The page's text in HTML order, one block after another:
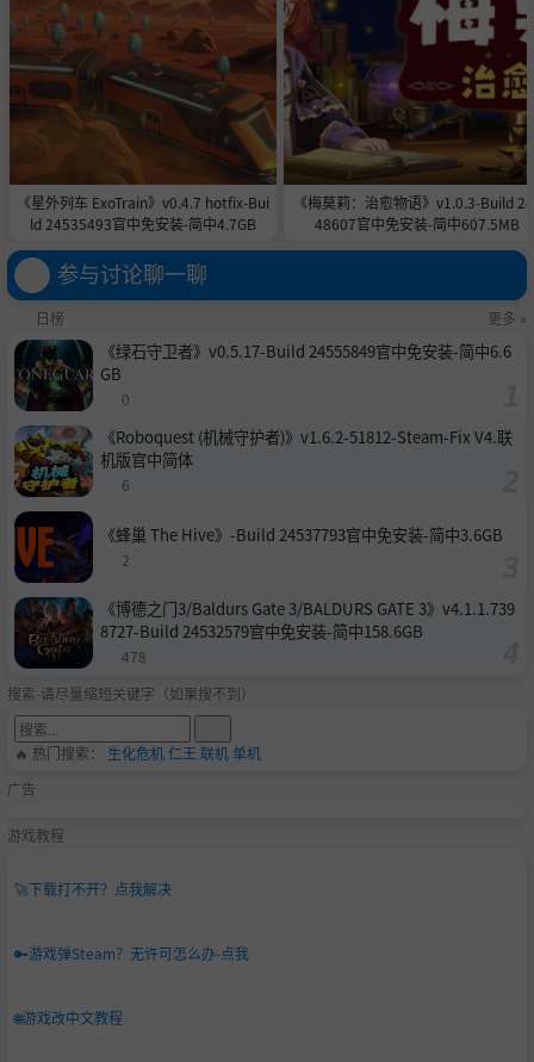
《星外列车 ExoTrain》v0.4.7 hotfix-Bui
ld 24535493官中免安装-简中4.7GB
《梅莫莉：治愈物语》v1.0.3-Build
48607官中免安装-简中607.5MB
参与讨论聊一聊
日榜 更多 »
《绿石守卫者》v0.5.17-Build 24555849官中免安装-简中6.6
GB
0
《Roboquest (机械守护者)》v1.6.2-51812-Steam-Fix V4.联
机版官中简体
6
《蜂巢 The Hive》-Build 24537793官中免安装-简中3.6GB
2
《博德之门3/Baldurs Gate 3/BALDURS GATE 3》v4.1.1.739
8727-Build 24532579官中免安装-简中158.6GB
478
搜索-请尽量缩短关键字（如果搜不到）
🔥 热门搜索： 生化危机仁王 联机单机
广告
游戏教程
🚀下载打不开？点我解决
🔑游戏弹Steam？无许可怎么办-点我
🌐游戏改中文教程